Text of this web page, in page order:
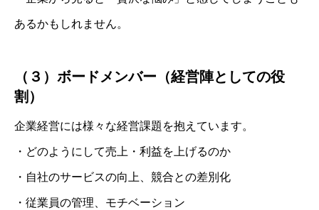
あるかもしれません。
（３）ボードメンバー（経営陣としての役
割）
企業経営には様々な経営課題を抱えています。
・どのようにして売上・利益を上げるのか
・自社のサービスの向上、競合との差別化
・従業員の管理、モチベーション